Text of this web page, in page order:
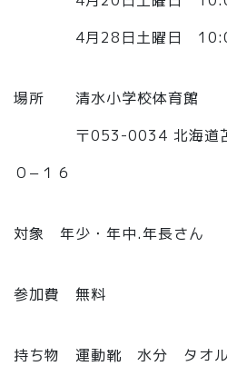
4月28日土曜日
場所 清水小学校体育館
〒053-0034 北海道苫小
０−１６
対象 年少・年中.年長さん
参加費 無料
持ち物 運動靴 水分 タオ